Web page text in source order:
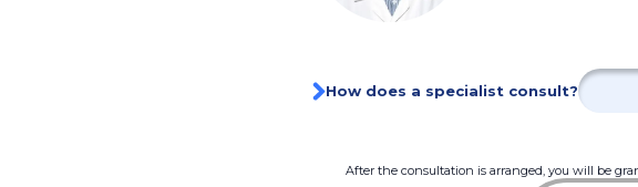
How does a specialist consult?
After the consultation is arranged, you will be